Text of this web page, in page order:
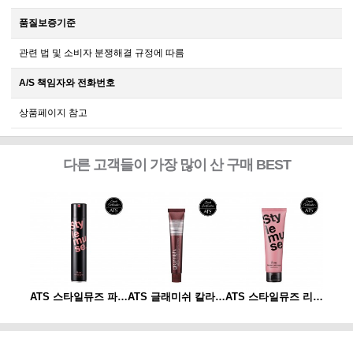
품질보증기준
관련 법 및 소비자 분쟁해결 규정에 따름
A/S 책임자와 전화번호
상품페이지 참고
다른 고객들이 가장 많이 산 구매 BEST
ATS 스타일뮤즈 파워 스프레이 300ml ATS 글래미쉬 칼라 80g ATS 스타일뮤즈 리페어 컬크림 150ml